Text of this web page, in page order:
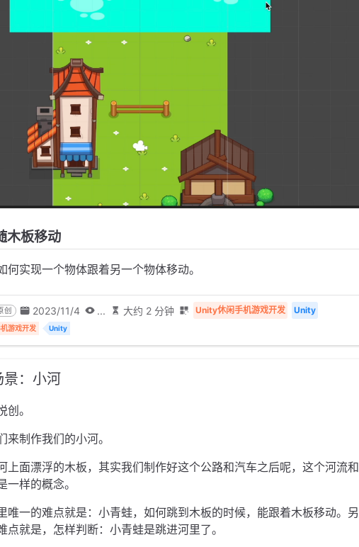
木板移动
何实现一个物体跟着另一个物体移动。
创 2023/11/4 ... 大约 2 分钟 Unity休闲手机游戏开发 Unity
游戏开发 Unity
：小河
。
来制作我们的小河。
上面漂浮的木板，其实我们制作好这个公路和汽车之后呢，这个河流和
一样的概念。
唯一的难点就是：小青蛙，如何跳到木板的时候，能跟着木板移动。另
点就是，怎样判断：小青蛙是跳进河里了。